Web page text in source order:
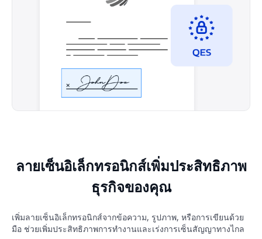
ลายเซ็นอิเล็กทรอนิกส์เพิ่มประสิทธิภาพ
ธุรกิจของคุณ
เพิ่มลายเซ็นอิเล็กทรอนิกส์จากข้อความ, รูปภาพ, หรือการเขียนด้วย
มือ ช่วยเพิ่มประสิทธิภาพการทำงานและเร่งการเซ็นสัญญาทางไกล